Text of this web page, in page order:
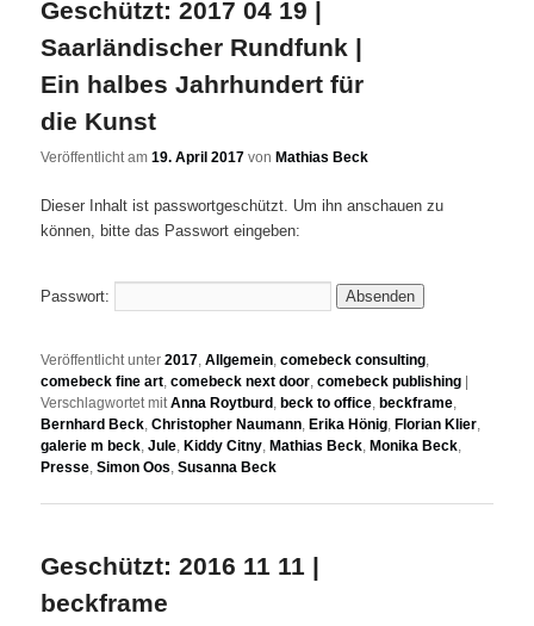
Geschützt: 2017 04 19 |
Saarländischer Rundfunk |
Ein halbes Jahrhundert für
die Kunst
Veröffentlicht am19. April 2017 von Mathias Beck
Dieser Inhalt ist passwortgeschützt. Um ihn anschauen zu
können, bitte das Passwort eingeben:
Passwort:
Veröffentlicht unter 2017 ,Allgemein ,comebeck consulting
comebeck fine art ,comebeck next door ,comebeck publishing |
Verschlagwortet mit Anna Roytburd ,beck to office ,beckframe
Bernhard Beck ,Christopher Naumann ,Erika Hönig ,Florian Klier
galerie m beck ,Jule ,Kiddy Citny ,Mathias Beck ,Monika Beck
Presse ,Simon Oos ,Susanna Beck
Geschützt: 2016 11 11 |
beckframe